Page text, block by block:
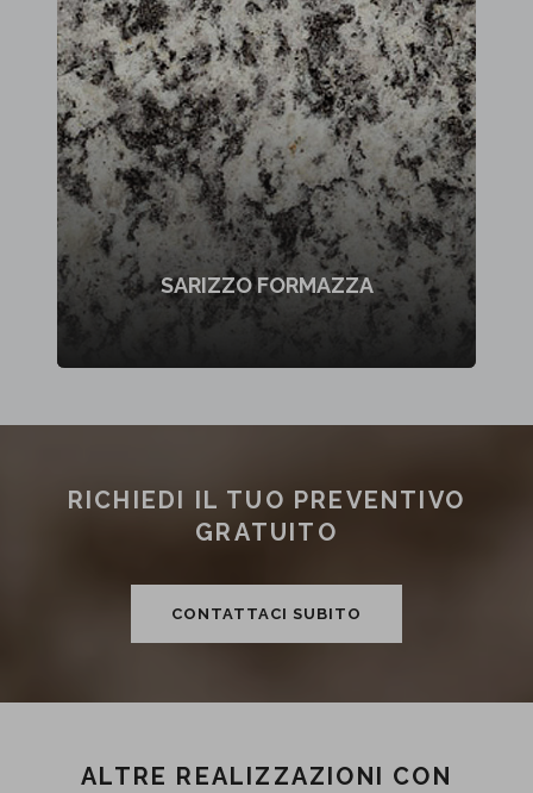
SARIZZO FORMAZZA
RICHIEDI IL TUO PREVENTIVO
GRATUITO
CONTATTACI SUBITO
ALTRE REALIZZAZIONI CON